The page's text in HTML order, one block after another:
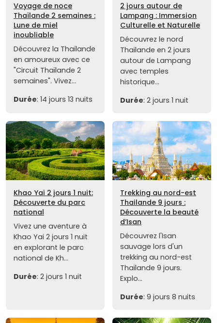
Voyage de noce
Thaïlande 2 semaines :
Lune de miel
inoubliable
Découvrez la Thaïlande
en amoureux avec ce
"Circuit Thaïlande 2
semaines". Vivez...
Durée: 14 jours 13 nuits
2 jours autour de
Lampang : Immersion
Culturelle et Naturelle
Découvrez le nord
Thaïlande en 2 jours
autour de Lampang
avec temples
historique...
Durée: 2 jours 1 nuit
Khao Yai 2 jours 1 nuit:
Découverte du parc
national
Vivez une aventure à
Khao Yai 2 jours 1 nuit
en explorant le parc
national de Kh...
Durée: 2 jours 1 nuit
Trekking au nord-est
Thailande 9 jours :
Découverte la beauté
d’Isan
Découvrez l'Isan
sauvage lors d'un
trekking au nord-est
Thaïlande 9 jours.
Explo...
Durée: 9 jours 8 nuits